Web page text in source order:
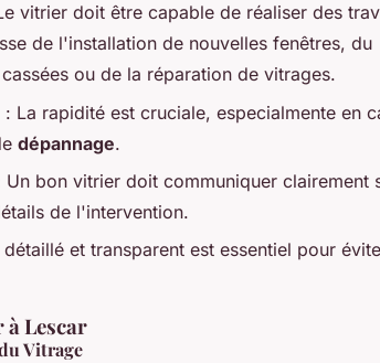
vitrier doit être capable de réaliser des
de l'installation de nouvelles fenêtres, du
ou de la réparation de vitrages.
: La rapidité est cruciale, especialmente en
dépannage.
Un bon vitrier doit communiquer clairement
de l'intervention.
et transparent est essentiel pour
à Lescar
Vitrage